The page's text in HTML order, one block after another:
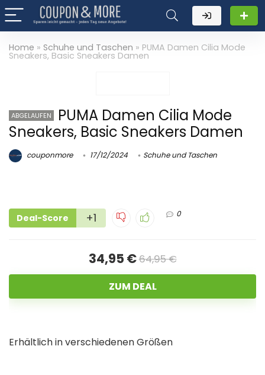
Home » Schuhe und Taschen » PUMA Damen Cilia Mode
Sneakers, Basic Sneakers Damen
ABGELAUFEN
PUMA Damen Cilia Mode
Sneakers, Basic Sneakers Damen
couponmore 17/12/2024 Schuhe und Taschen
Deal-Score +1 0
34,95 €64,95 €
ZUM DEAL
Erhältlich in verschiedenen Größen